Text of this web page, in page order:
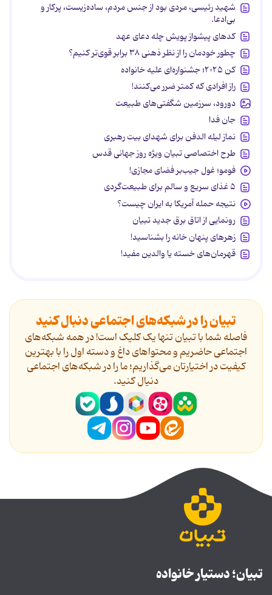
شهید رئیسی، مردی بود از جنس مردم، ساده‌زیست، پرکار و
بی‌ادعا.
کدهای پیشواز پویش چله دعای عهد
چطور خودمان را از نظر ذهنی ۳۸ برابر قوی‌تر کنیم؟
کن ۲۰۲۵؛ جشنواره‌ای علیه خانواده
راز افرادی که کمتر ضرر می‌کنند!
دورود، سرزمین شگفتی‌های طبیعت
جان فدا
نماز لیله الدفن برای شهدای بیت رهبری
طرح اختصاصی تبیان ویژه روز جهانی قدس
فومو؛ غول جیب‌بر فضای مجازی!
۵ غذای سریع و سالم برای طبیعت‌گردی
نتیجه حمله آمریکا به ایران چیست؟
رونمایی از اتاق برق جدید تبیان
زهرهای پنهان خانه را بشناسید!
قهرمان‌های خسته یا والدین مفید!
تبیان را در شبکه‌های اجتماعی دنبال کنید
فاصله شما با تبیان تنها یک کلیک است! در همه شبکه‌های
اجتماعی حاضریم و محتواهای داغ و دسته اول را با بهترین
کیفیت در اختیارتان می‌گذاریم؛ ما را در شبکه‌های اجتماعی
دنیال کنید.
تبیان؛ دستیار خانواده